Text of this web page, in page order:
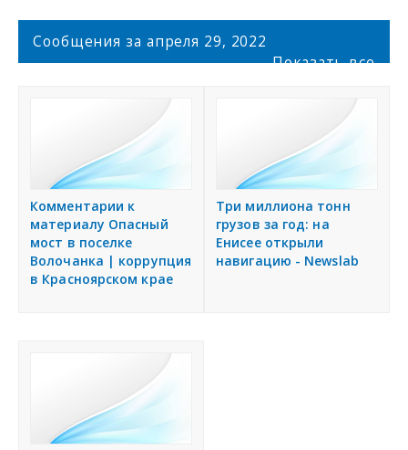
Главная
История города
Разместить объявление
Регионы России
Сообщения за апреля 29, 2022
Показать все
Комментарии к
материалу Опасный
мост в поселке
Волочанка | коррупция
в Красноярском крае
Три миллиона тонн
грузов за год: на
Енисее открыли
навигацию - Newslab